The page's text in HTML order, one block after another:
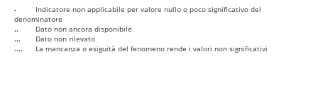
-
Indicatore non applicabile per valore nullo o poco significativo del
denominatore
..
Dato non ancora disponibile
...
Dato non rilevato
....
La mancanza o esiguità del fenomeno rende i valori non significativi